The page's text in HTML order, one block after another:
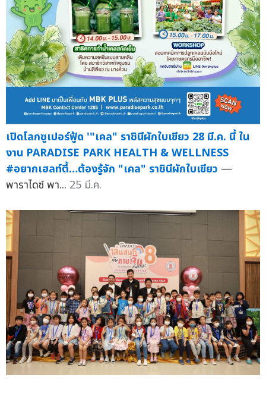
เปิดโลกซูเปอร์ฟู้ด '"เคล" ราชินีผักใบเขียว 28 มี.ค. นี้ ใน
งาน PARADISE PARK HEALTH & WELLNESS
#อยากเฮลท์ตี้…ต้องรู้จัก "เคล" ราชินีผักใบเขียว —
พาราไดซ์ พา... 25 มี.ค.